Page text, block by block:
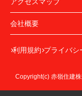
会社概要
利用規約 プライバシ
Copyright(c) 赤嶺住建